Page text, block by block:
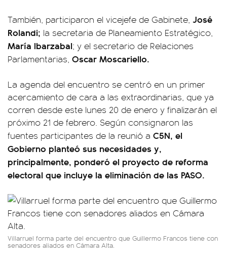
También, participaron el vicejefe de Gabinete, José
Rolandi; la secretaria de Planeamiento Estratégico,
María Ibarzabal; y el secretario de Relaciones
Parlamentarias, Oscar Moscariello.
La agenda del encuentro se centró en un primer
acercamiento de cara a las extraordinarias, que ya
corren desde este lunes 20 de enero y finalizarán el
próximo 21 de febrero. Según consignaron las
fuentes participantes de la reunió a C5N, el
Gobierno planteó sus necesidades y,
principalmente, ponderó el proyecto de reforma
electoral que incluye la eliminación de las PASO.
Villarruel forma parte del encuentro que Guillermo Francos tiene con
senadores aliados en Cámara Alta.